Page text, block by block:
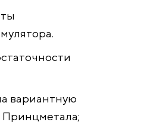
вариантную